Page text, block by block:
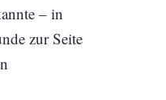
– in
zur Seite